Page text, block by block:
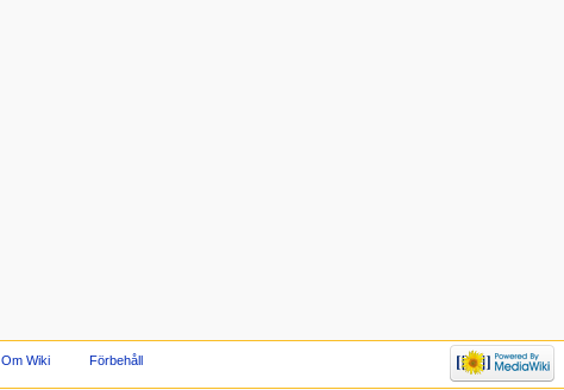
Om Wiki Förbehåll